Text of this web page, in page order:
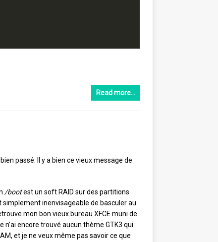
Read more…
passé. Il y a bien ce vieux message de
/bootest un soft RAID sur des partitions
simplement inenvisageable de basculer au
mon bon vieux bureau XFCE muni de
n’ai encore trouvé aucun thème GTK3 qui
et je ne veux même pas savoir ce que